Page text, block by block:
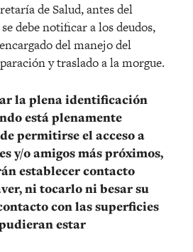
de Salud, antes del
debe notificar a los deudos,
del manejo del
y traslado a la morgue.
la plena identificación
está plenamente
permitirse el acceso a
y/o amigos más próximos,
establecer contacto
ni tocarlo ni besar su
con las superficies
estar